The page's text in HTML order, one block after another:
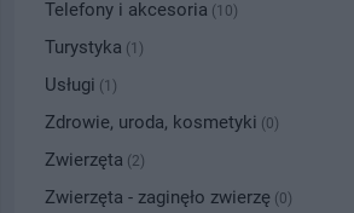
Telefony i akcesoria (10)
Turystyka (1)
Usługi (1)
Zdrowie, uroda, kosmetyki (0)
Zwierzęta (2)
Zwierzęta - zaginęło zwierzę (0)